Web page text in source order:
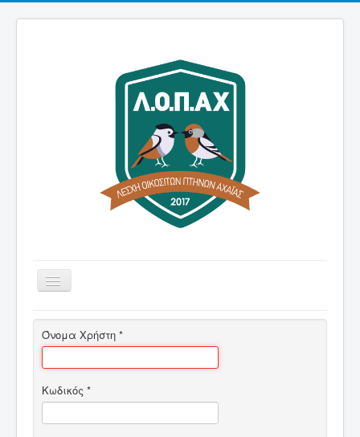
Εναλλαγή
Αρχική
Λέσχη
Εκθέσεις
Όνομα Χρήστη *
Κωδικός *